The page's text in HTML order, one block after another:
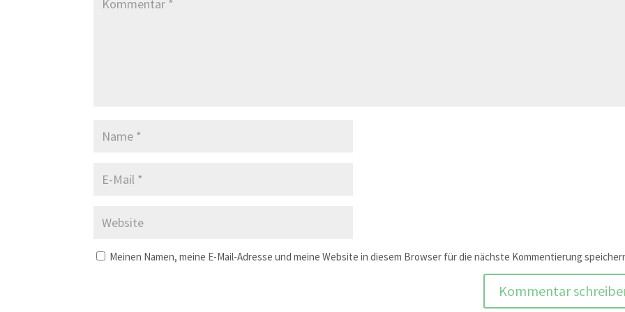
Meinen Namen, meine E-Mail-Adresse und meine Website in diesem Browser für die nächste Kommentierung